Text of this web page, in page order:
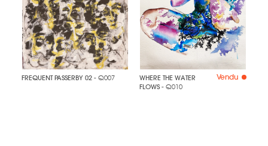
FREQUENT PASSERBY 02 - Q007
WHERE THE WATER
FLOWS- Q010
Vendu